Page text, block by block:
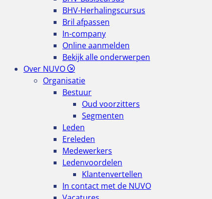
BHV-Herhalingscursus
Bril afpassen
In-company
Online aanmelden
Bekijk alle onderwerpen
Over NUVO
Organisatie
Bestuur
Oud voorzitters
Segmenten
Leden
Ereleden
Medewerkers
Ledenvoordelen
Klantenvertellen
In contact met de NUVO